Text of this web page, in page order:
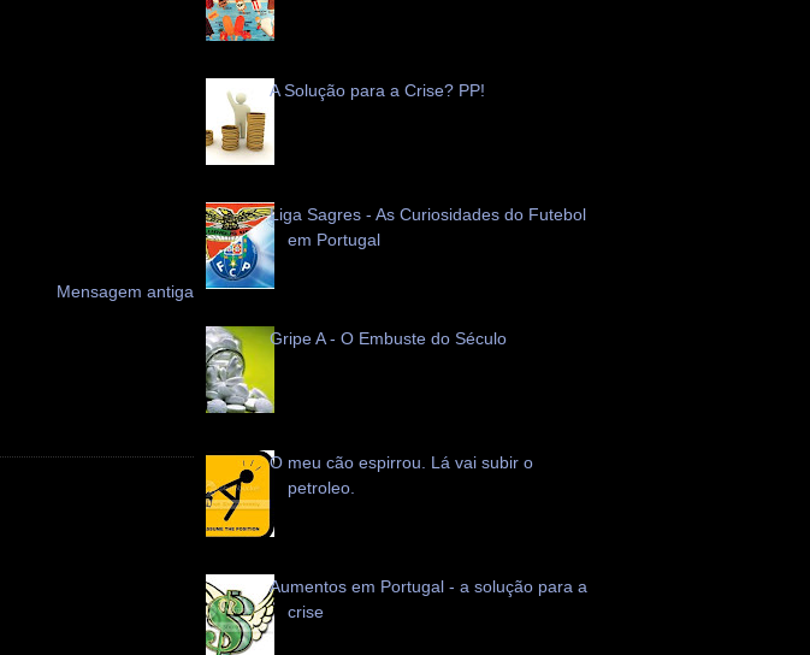
Mensagem antiga
A Solução para a Crise? PP!
Liga Sagres - As Curiosidades do Futebol
em Portugal
Gripe A - O Embuste do Século
O meu cão espirrou. Lá vai subir o
petroleo.
Aumentos em Portugal - a solução para a
crise